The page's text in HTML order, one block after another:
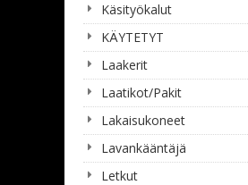
Käsityökalut
KÄYTETYT
Laakerit
Laatikot/Pakit
Lakaisukoneet
Lavankääntäjä
Letkut